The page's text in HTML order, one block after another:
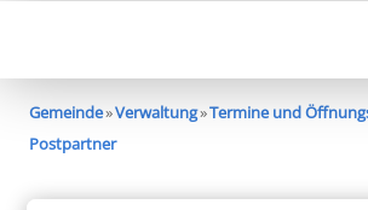
Gemeinde»Verwaltung»Termine und
Postpartner